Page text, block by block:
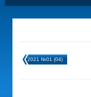
2021 №01 (04)